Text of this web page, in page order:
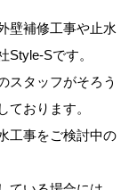
壁補修工事や止水
Sです。
スタッフがそろう
おります。
工事をご検討中の